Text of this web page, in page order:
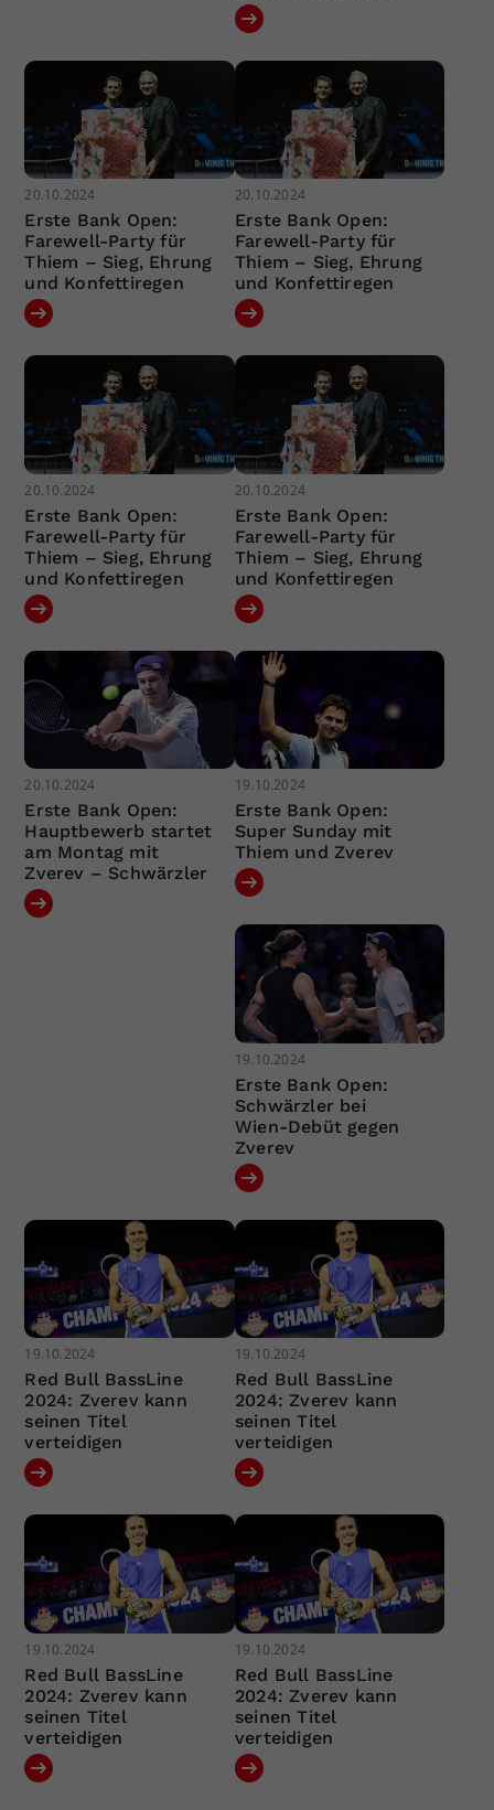
20.10.2024
Erste Bank Open:
Farewell-Party für
Thiem – Sieg, Ehrung
und Konfettiregen
20.10.2024
Erste Bank Open:
Farewell-Party für
Thiem – Sieg, Ehrung
und Konfettiregen
20.10.2024
Erste Bank Open:
Farewell-Party für
Thiem – Sieg, Ehrung
und Konfettiregen
20.10.2024
Erste Bank Open:
Farewell-Party für
Thiem – Sieg, Ehrung
und Konfettiregen
20.10.2024
Erste Bank Open:
Hauptbewerb startet
am Montag mit
Zverev – Schwärzler
19.10.2024
Erste Bank Open:
Super Sunday mit
Thiem und Zverev
19.10.2024
Erste Bank Open:
Schwärzler bei
Wien-Debüt gegen
Zverev
19.10.2024
Red Bull BassLine
2024: Zverev kann
seinen Titel
verteidigen
19.10.2024
Red Bull BassLine
2024: Zverev kann
seinen Titel
verteidigen
19.10.2024
Red Bull BassLine
2024: Zverev kann
seinen Titel
verteidigen
19.10.2024
Red Bull BassLine
2024: Zverev kann
seinen Titel
verteidigen